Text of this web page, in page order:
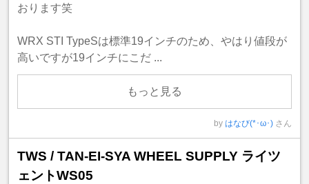
おります笑
WRX STI TypeSは標準19インチのため、やはり値段が
高いですが19インチにこだ ...
もっと見る
by はなび(*･ω･) さん
TWS / TAN-EI-SYA WHEEL SUPPLY ライツ
ェントWS05